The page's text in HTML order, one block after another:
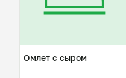
Омлет с сыром